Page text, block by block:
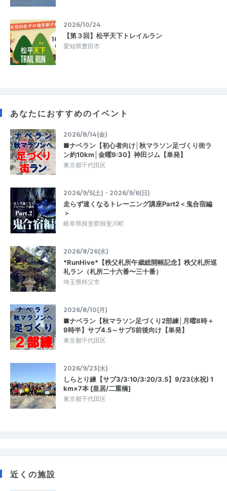
2026/10/24
【第３回】松平天下トレイルラン
愛知県豊田市
あなたにおすすめのイベント
2026/8/14(金)
■ナベラン【初心者向け│秋マラソン足づくり街ラ
ン約10km│金曜9:30】神田ジム【単発】
東京都千代田区
2026/9/5(土)・2026/9/6(日)
走らず速くなるトレーニング講座Part2＜鬼合宿編
＞
岐阜県揖斐郡揖斐川町
2026/8/26(水)
*RunHive*【秩父札所午歳総開帳記念】秩父札所巡
礼ラン（札所二十六番〜三十番）
埼玉県秩父市
2026/8/10(月)
■ナベラン【秋マラソン足づくり2部練│月曜8時＋
9時半】サブ4.5～サブ5前後向け【単発】
東京都千代田区
2026/9/23(水)
しらとり練【サブ3/3:10/3:20/3.5】9/23(水祝) 1
km×7本 [皇居/二重橋]
東京都千代田区
近くの施設